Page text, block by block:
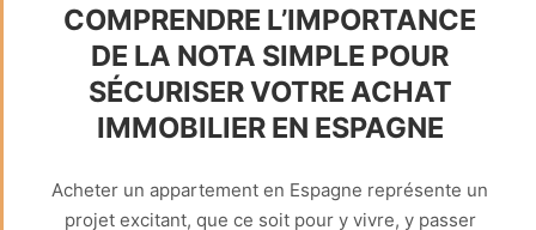
COMPRENDRE L’IMPORTANCE
DE LA NOTA SIMPLE POUR
SÉCURISER VOTRE ACHAT
IMMOBILIER EN ESPAGNE
Acheter un appartement en Espagne représente un
projet excitant, que ce soit pour y vivre, y passer